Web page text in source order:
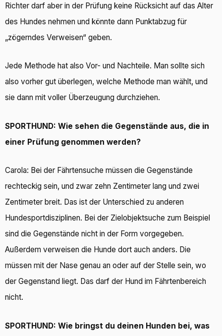
Richter darf aber in der Prüfung keine Rücksicht auf das Alter
des Hundes nehmen und könnte dann Punktabzug für
„zögerndes Verweisen“ geben.
Jede Methode hat also Vor- und Nachteile. Man sollte sich
also vorher gut überlegen, welche Methode man wählt, und
sie dann mit voller Überzeugung durchziehen.
SPORTHUND: Wie sehen die Gegenstände aus, die in
einer Prüfung genommen werden?
Carola: Bei der Fährtensuche müssen die Gegenstände
rechteckig sein, und zwar zehn Zentimeter lang und zwei
Zentimeter breit. Das ist der Unterschied zu anderen
Hundesportdisziplinen. Bei der Zielobjektsuche zum Beispiel
sind die Gegenstände nicht in der Form vorgegeben.
Außerdem verweisen die Hunde dort auch anders. Die
müssen mit der Nase genau an oder auf der Stelle sein, wo
der Gegenstand liegt. Das darf der Hund im Fährtenbereich
nicht.
SPORTHUND: Wie bringst du deinen Hunden bei, was